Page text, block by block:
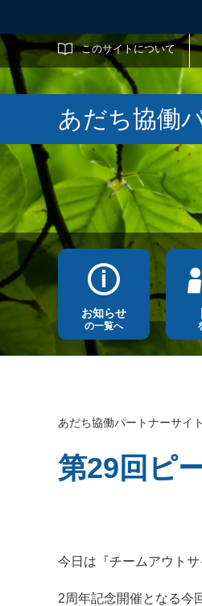
このサイトについて
サイト内検索
あだち協働
お知らせ
の一覧へ
あだち協働パートナーサイト
第29回ピ
今日は『チームアウト
2周年記念開催となる今